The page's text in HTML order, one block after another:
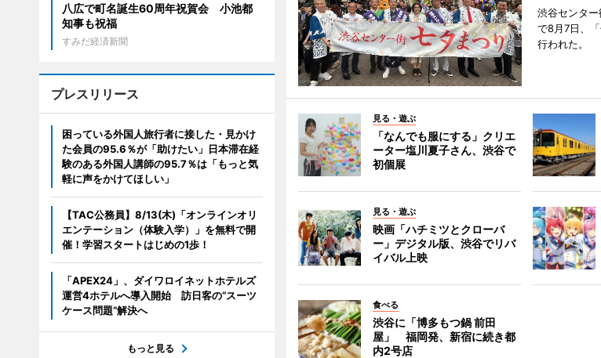
渋谷センタ
で8月7日、
行われた。
見る・遊ぶ
「なんでも服にする」クリエ
ーター塩川夏子さん、渋谷で
初個展
見る・遊ぶ
映画「ハチミツとクローバ
ー」デジタル版、渋谷でリバ
イバル上映
食べる
渋谷に「博多もつ鍋 前田
屋」 福岡発、新宿に続き都
内2号店
八広で町名誕生60周年祝賀会 小池都
知事も祝福
すみだ経済新聞
プレスリリース
困っている外国人旅行者に接した・見かけ
た会員の95.6％が「助けたい」日本滞在経
験のある外国人講師の95.7％は「もっと気
軽に声をかけてほしい」
【TAC公務員】8/13(木)「オンラインオリ
エンテーション（体験入学）」を無料で開
催！学習スタートはじめの1歩！
「APEX24」、ダイワロイネットホテルズ
運営4ホテルへ導入開始 訪日客の“スーツ
ケース問題”解決へ
もっと見る